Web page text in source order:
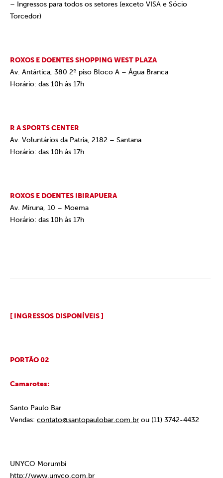
– Ingressos para todos os setores (exceto VISA e Sócio
Torcedor)
ROXOS E DOENTES SHOPPING WEST PLAZA
Av. Antártica, 380 2º piso Bloco A – Água Branca
Horário: das 10h às 17h
R A SPORTS CENTER
Av. Voluntários da Patria, 2182 – Santana
Horário: das 10h às 17h
ROXOS E DOENTES IBIRAPUERA
Av. Miruna, 10 – Moema
Horário: das 10h às 17h
[ INGRESSOS DISPONÍVEIS ]
PORTÃO 02
Camarotes:
Santo Paulo Bar
Vendas: contato@santopaulobar.com.br ou (11) 3742-4432
UNYCO Morumbi
http://www.unyco.com.br